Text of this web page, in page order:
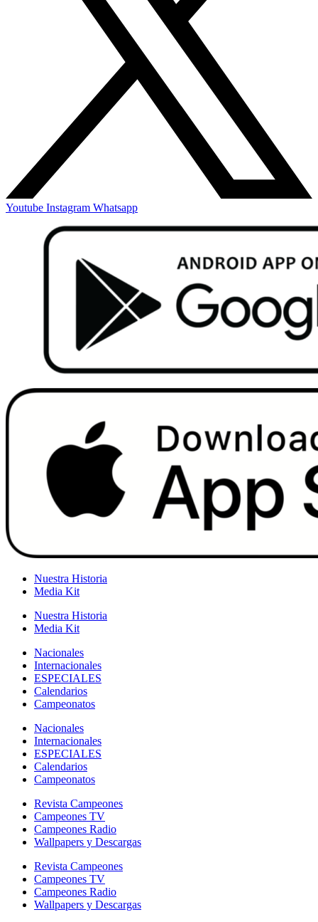
Youtube Instagram Whatsapp
Nuestra Historia
Media Kit
Nuestra Historia
Media Kit
Nacionales
Internacionales
ESPECIALES
Calendarios
Campeonatos
Nacionales
Internacionales
ESPECIALES
Calendarios
Campeonatos
Revista Campeones
Campeones TV
Campeones Radio
Wallpapers y Descargas
Revista Campeones
Campeones TV
Campeones Radio
Wallpapers y Descargas